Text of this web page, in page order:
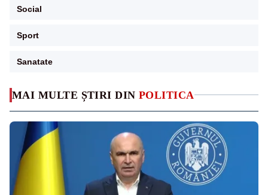
MAI MULTE ȘTIRI DIN POLITICA
Social
Sport
Sanatate